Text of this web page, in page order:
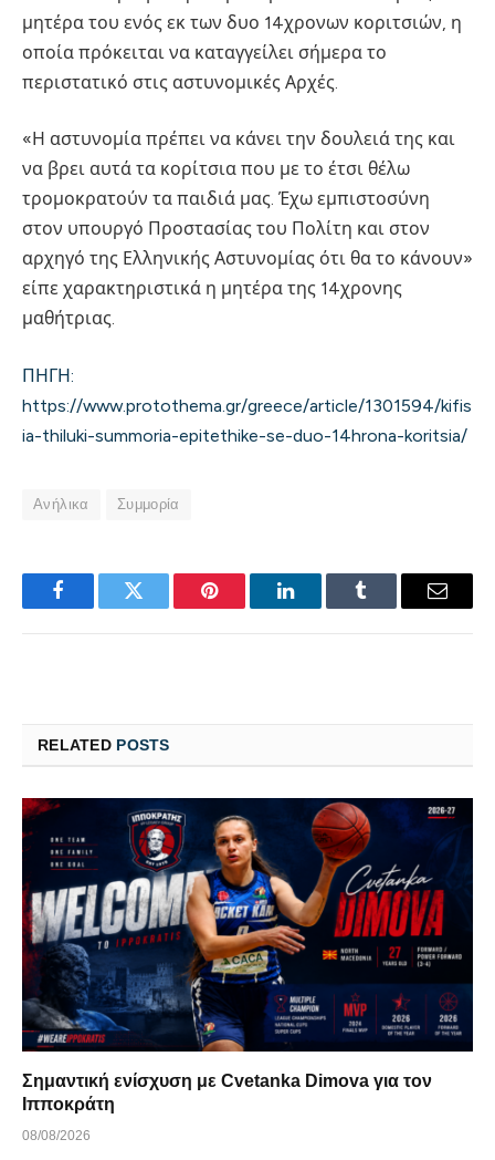
μητέρα του ενός εκ των δυο 14χρονων κοριτσιών, η
οποία πρόκειται να καταγγείλει σήμερα το
περιστατικό στις αστυνομικές Αρχές.
«Η αστυνομία πρέπει να κάνει την δουλειά της και
να βρει αυτά τα κορίτσια που με το έτσι θέλω
τρομοκρατούν τα παιδιά μας. Έχω εμπιστοσύνη
στον υπουργό Προστασίας του Πολίτη και στον
αρχηγό της Ελληνικής Αστυνομίας ότι θα το κάνουν»
είπε χαρακτηριστικά η μητέρα της 14χρονης
μαθήτριας.
ΠΗΓΗ:
https://www.protothema.gr/greece/article/1301594/kifis
ia-thiluki-summoria-epitethike-se-duo-14hrona-koritsia/
Ανήλικα Συμμορία
FacebookTwitter Pinterest LinkedInTumblr Email
RELATED POSTS
Σημαντική ενίσχυση με Cvetanka Dimova για τον
Ιπποκράτη
08/08/2026